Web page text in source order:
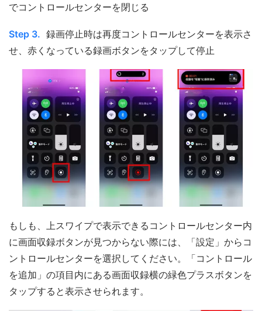
でコントロールセンターを閉じる
Step 3. 録画停止時は再度コントロールセンターを表示さ
せ、赤くなっている録画ボタンをタップして停止
もしも、上スワイプで表示できるコントロールセンター内
に画面収録ボタンが見つからない際には、「設定」からコ
ントロールセンターを選択してください。「コントロール
を追加」の項目内にある画面収録横の緑色プラスボタンを
タップすると表示させられます。